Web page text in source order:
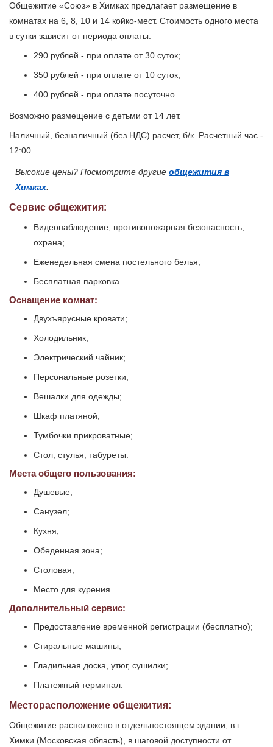
Общежитие «Союз» в Химках предлагает размещение в
комнатах на 6, 8, 10 и 14 койко-мест. Стоимость одного места
в сутки зависит от периода оплаты:
290 рублей - при оплате от 30 суток;
350 рублей - при оплате от 10 суток;
400 рублей - при оплате посуточно.
Возможно размещение с детьми от 14 лет.
Наличный, безналичный (без НДС) расчет, б/к. Расчетный час -
12:00.
Высокие цены? Посмотрите другие общежития в
Химках.
Сервис общежития:
Видеонаблюдение, противопожарная безопасность,
охрана;
Еженедельная смена постельного белья;
Бесплатная парковка.
Оснащение комнат:
Двухъярусные кровати;
Холодильник;
Электрический чайник;
Персональные розетки;
Вешалки для одежды;
Шкаф платяной;
Тумбочки прикроватные;
Стол, стулья, табуреты.
Места общего пользования:
Душевые;
Санузел;
Кухня;
Обеденная зона;
Столовая;
Место для курения.
Дополнительный сервис:
Предоставление временной регистрации (бесплатно);
Стиральные машины;
Гладильная доска, утюг, сушилки;
Платежный терминал.
Месторасположение общежития:
Общежитие расположено в отдельностоящем здании, в г.
Химки (Московская область), в шаговой доступности от